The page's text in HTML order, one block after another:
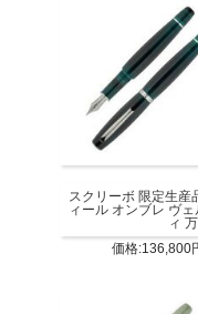
スクリーボ 限定生産
ィール オンブレ ヴェ
ィ
価格:136,800